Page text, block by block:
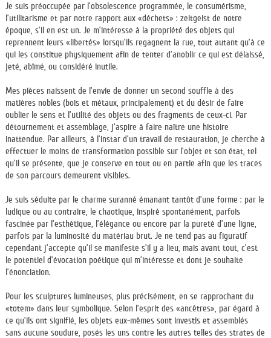
Je suis préoccupée par l’obsolescence programmée, le consumérisme,
l’utilitarisme et par notre rapport aux «déchets» : zeitgeist de notre
époque, s’il en est un. Je m’intéresse à la propriété des objets qui
reprennent leurs «libertés» lorsqu’ils regagnent la rue, tout autant qu’à ce
qui les constitue physiquement afin de tenter d’anoblir ce qui est délaissé,
jeté, abîmé, ou considéré inutile.
Mes pièces naissent de l’envie de donner un second souffle à des
matières nobles (bois et métaux, principalement) et du désir de faire
oublier le sens et l’utilité des objets ou des fragments de ceux-ci. Par
détournement et assemblage, j’aspire à faire naître une histoire
inattendue. Par ailleurs, à l’instar d’un travail de restauration, je cherche à
effectuer le moins de transformation possible sur l’objet et son état, tel
qu’il se présente, que je conserve en tout ou en partie afin que les traces
de son parcours demeurent visibles.
Je suis séduite par le charme suranné émanant tantôt d’une forme : par le
ludique ou au contraire, le chaotique, inspiré spontanément, parfois
fascinée par l’esthétique, l’élégance ou encore par la pureté d’une ligne,
parfois par la luminosité du matériau brut. Je ne tend pas au figuratif
cependant j’accepte qu’il se manifeste s’il y a lieu, mais avant tout, c’est
le potentiel d’évocation poétique qui m’intéresse et dont je souhaite
l’énonciation.
Pour les sculptures lumineuses, plus précisément, en se rapprochant du
«totem» dans leur symbolique. Selon l’esprit des «ancêtres», par égard à
ce qu’ils ont signifié, les objets eux-mêmes sont investis et assemblés
sans aucune soudure, posés les uns contre les autres telles des strates de